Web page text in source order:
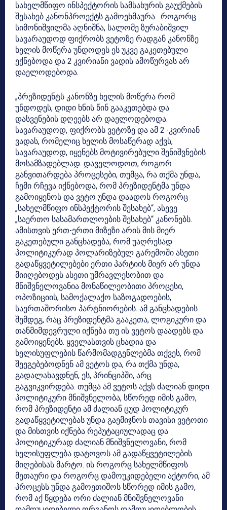
სახელმწიფო ინსპექტორის სამსახურის გაუქმების
შესახებ კანონპროექტს გამოეხმაურა. როგორც
სიმონიშვილმა აღნიშნა, სალომე ზურაბიშვილ
სავარაუდოდ ფიქრობს ვეტოზე რადგან კანონზე
ხელის მოწერა უნდოდეს ეს უკვე გაკეთებული
ექნებოდა და 2 კვირიანი ვადის ამოწურვას არ
დაელოდებოდა.
„პრეზიდენტს კანონზე ხელის მოწერა რომ
უნდოდეს, დიდი ხნის წინ გააკეთებდა და
დასვენების დღეებს არ დაელოდებოდა.
სავარაუდოდ, ფიქრობს ვეტოზე და ამ 2 -კვირიან
ვადას, რომელიც ხელის მოსაწერად აქვს,
სავარაუდოდ, იყენებს მოტივირებული შენიშვნების
მოსამზადებლად. დაველოდოთ, როგორ
განვითარდება პროცესები, თუმცა, რა თქმა უნდა,
ჩემი რჩევა იქნებოდა, რომ პრეზიდენტმა უნდა
გამოიყენოს და ვეტო უნდა დაადოს როგორც
„სახელმწიფო ინსპექტორის შესახებ“, ასევე
„საერთო სასამართლოების შესახებ“ კანონებს.
ამისთვის ერთ-ერთი მიზეზი არის მის მიერ
გაკეთებული განცხადება, რომ უაღრესად
პოლიტიკურად პოლარიზებულ გარემოში ასეთი
გადაწყვეტილებები ერთი პარტიის მიერ არ უნდა
მიიღებოდეს ასეთი უმრავლესობით და
მნიშვნელოვანია მონაწილეობითი პროცესი,
ოპოზიციის, სამოქალაქო საზოგადოების,
საერთაშორისო პარტნიორების. ამ განცხადების
შემდეგ, რაც პრეზიდენტმა გააკეთა, ლოგიკური და
თანმიმდევრული იქნება თუ ის ვეტოს დაადებს და
გამოიყენებს. ყველასთვის ცხადია და
ხელისუფლების წარმომადგენლებმა თქვეს, რომ
შეეგებებოდნენ ამ ვეტოს და, რა თქმა უნდა,
გადალახავდნენ, ეს, პრინციპში, არც
გაგვიკვირდება. თუმცა ამ ვეტოს აქვს ძალიან დიდი
პოლიტიკური მნიშვნელობა, სწორედ იმის გამო,
რომ პრეზიდენტი ამ ძალიან ცუდ პოლიტიკურ
გადაწყვეტილებას უნდა გაემიჯნოს თავისი ვეტოთი
და მისთვის იქნება რეპუტაციულადაც და
პოლიტიკურად ძალიან მნიშვნელოვანი, რომ
ხელისუფლება დატოვოს ამ გადაწყვეტილების
მიღებისას მარტო. ის როგორც სახელმწიფოს
მეთაური და როგორც დამოუკიდებელი აქტორი, ამ
პროცესს უნდა გამოეთიშოს სწორედ იმის გამო,
რომ აქ წყდება ორი ძალიან მნიშვნელოვანი